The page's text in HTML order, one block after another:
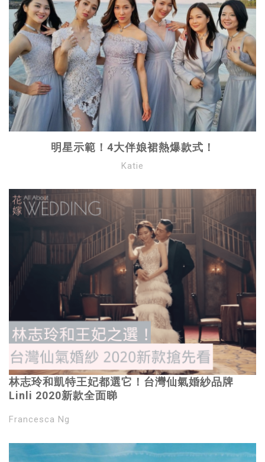
明星示範！4大伴娘裙熱爆款式！
Katie
林志玲和凱特王妃都選它！台灣仙氣婚紗品牌
Linli 2020新款全面睇
Francesca Ng